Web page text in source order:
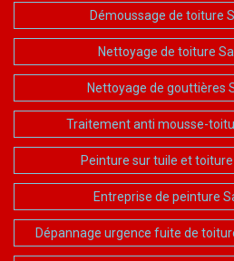
Démoussage de toiture
Nettoyage de toiture
Nettoyage de gouttières
Traitement anti mousse-
Peinture sur tuile et
Entreprise de peinture
Dépannage urgence fuite de